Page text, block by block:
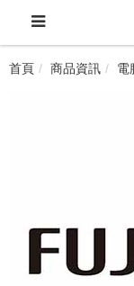
首頁 商品資訊 電